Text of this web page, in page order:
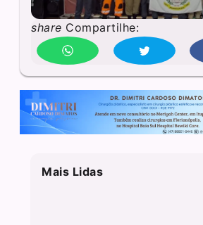
share Compartilhe:
Mais Lidas